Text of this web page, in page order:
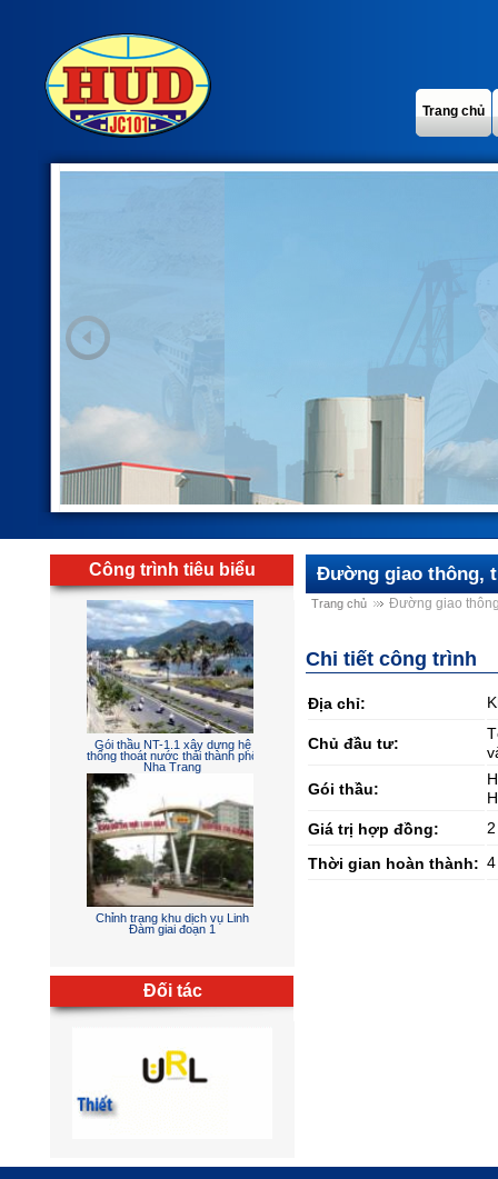
Trang chủ
Công trình tiêu biểu
Sân đường - cấp thoát nước -
điện chiếu sáng - hồ cảnh và
phòng cháy chữa cháy
Gói thầu NT-1.1 xây dựng hệ
thống thoát nước thải thành phố
Chỉnh trang khu dịch vụ Linh
Đối tác
Đường giao thông,
Trang chủ Đường giao
Chi tiết công trình
Địa chỉ:
Chủ đầu tư:
Gói thầu:
Giá trị hợp đồng:
Thời gian hoàn thành: